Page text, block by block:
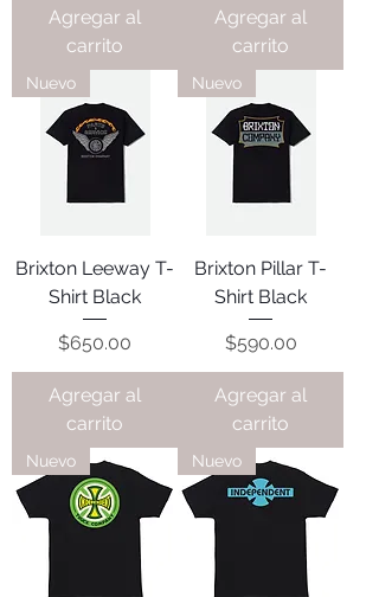
Agregar al
carrito
Agregar al
carrito
Nuevo
Brixton Leeway T-
Shirt Black
Precio
$650.00
Agregar al
carrito
Nuevo
Brixton Pillar T-
Shirt Black
Precio
$590.00
Agregar al
carrito
Nuevo Nuevo